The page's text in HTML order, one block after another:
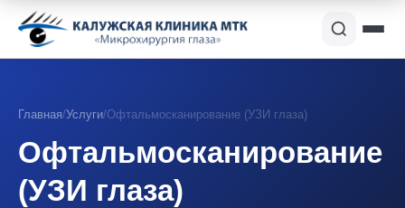
Главная/Услуги/Офтальмосканирование (УЗИ глаза)
Офтальмосканирование
(УЗИ глаза)